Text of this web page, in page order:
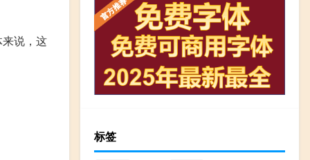
说，这
标签